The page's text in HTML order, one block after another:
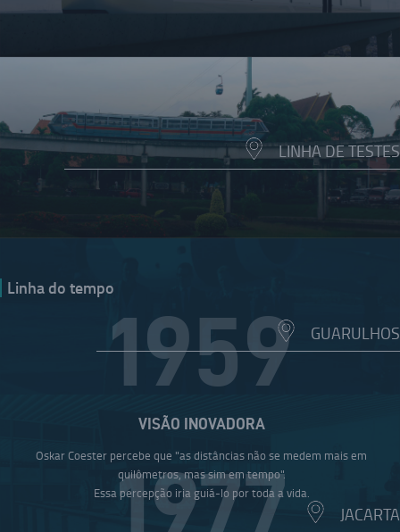
LINHA DE TESTES
GUARULHOS
JACARTA
Linha do tempo
1959
VISÃO INOVADORA
Oskar Coester percebe que "as distâncias não se medem mais em
quilômetros, mas sim em tempo".
Essa percepção iria guiá-lo por toda a vida.
1977